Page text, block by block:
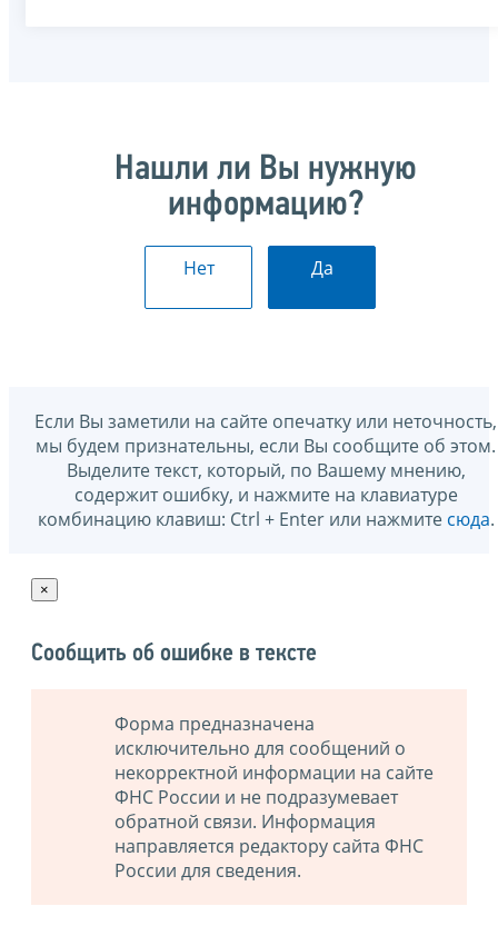
Нашли ли Вы нужную
информацию?
Нет Да
Если Вы заметили на сайте опечатку или неточность,
мы будем признательны, если Вы сообщите об этом.
Выделите текст, который, по Вашему мнению,
содержит ошибку, и нажмите на клавиатуре
комбинацию клавиш: Ctrl + Enter или нажмите сюда.
×
Сообщить об ошибке в тексте
Форма предназначена
исключительно для сообщений о
некорректной информации на сайте
ФНС России и не подразумевает
обратной связи. Информация
направляется редактору сайта ФНС
России для сведения.